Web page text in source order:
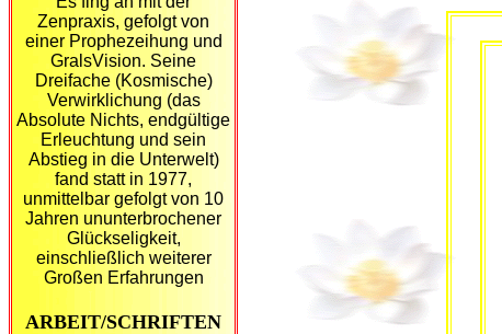
Zenpraxis, gefolgt von
einer Prophezeihung und
GralsVision. Seine
Dreifache (Kosmische)
Verwirklichung (das
Absolute Nichts, endgültige
Erleuchtung und sein
Abstieg in die Unterwelt)
fand statt in 1977,
unmittelbar gefolgt von 10
Jahren ununterbrochener
Glückseligkeit,
einschließlich weiterer
Großen Erfahrungen
ARBEIT/SCHRIFTEN